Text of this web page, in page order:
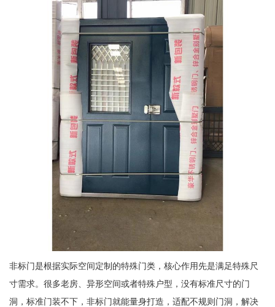
非标门是根据实际空间定制的特殊门类，核心作用先是满足特殊尺
寸需求。很多老房、异形空间或者特殊户型，没有标准尺寸的门
洞，标准门装不下，非标门就能量身打造，适配不规则门洞，解决